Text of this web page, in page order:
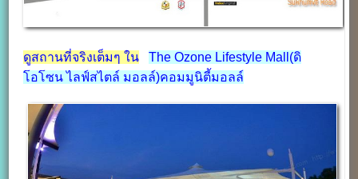
ดูสถานที่จริงเต็มๆ ใน
The Ozone Lifestyle Mall(ดิ
โอโซน ไลฟ์สไตล์ มอลล์)คอมมูนิตี้มอลล์